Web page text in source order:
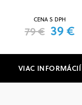
CENA S DPH
79 € 39 €
VIAC INFORMÁCIÍ